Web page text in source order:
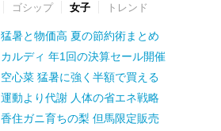
ゴシップ 女子 トレンド
猛暑と物価高 夏の節約術まとめ
カルディ 年1回の決算セール開催
空心菜 猛暑に強く半額で買える
運動より代謝 人体の省エネ戦略
香住ガニ育ちの梨 但馬限定販売